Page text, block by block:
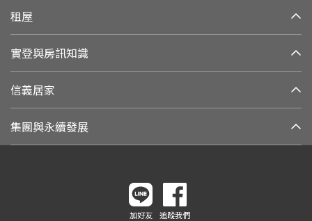
租屋
實登與房訊知識
信義居家
集團與永續發展
加好友 追蹤我們